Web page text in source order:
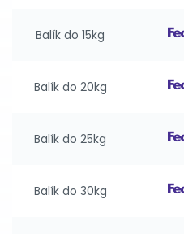
Balík do 15kg
Balík do 20kg
Balík do 25kg
Balík do 30kg